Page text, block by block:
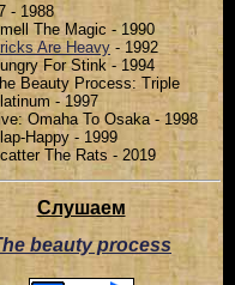
- 1988
The Magic - 1990
Are Heavy - 1992
For Stink - 1994
Beauty Process: Triple
- 1997
Omaha To Osaka - 1998
Happy - 1999
The Rats - 2019
Слушаем
beauty process